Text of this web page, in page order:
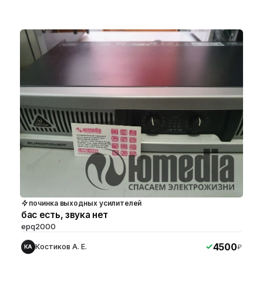
починка выходных усилителей
бас есть, звука нет
epq2000
КА Костиков А. Е. 4500₽